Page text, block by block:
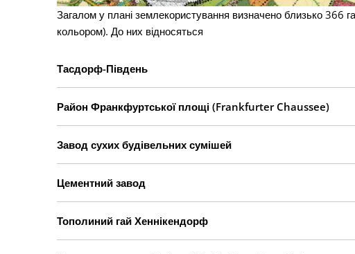
Загалом у плані землекористування визначено близько 366
кольором). До них відносяться
Тасдорф-Південь
Район Франкфуртської площі (Frankfurter Chaussee)
Завод сухих будівельних сумішей
Цементний завод
Тополиний гай Хеннікендорф